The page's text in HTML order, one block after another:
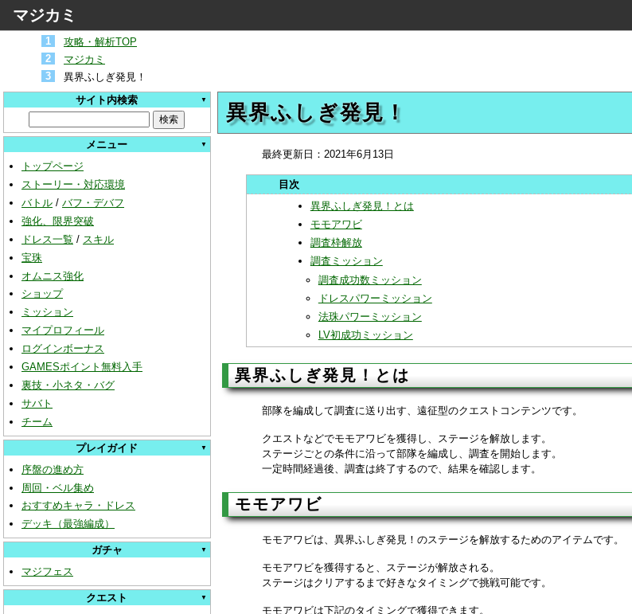
マジカミ
攻略・解析TOP
マジカミ
異界ふしぎ発見！
サイト内検索
メニュー
トップページ
ストーリー・対応環境
バトル / バフ・デバフ
強化、限界突破
ドレス一覧 / スキル
宝珠
オムニス強化
ショップ
ミッション
マイプロフィール
ログインボーナス
GAMESポイント無料入手
裏技・小ネタ・バグ
サバト
チーム
プレイガイド
序盤の進め方
周回・ベル集め
おすすめキャラ・ドレス
デッキ（最強編成）
ガチャ
マジフェス
クエスト
異界ふしぎ発見！
最終更新日： 2021年6月13日
異界ふしぎ発見！とは
モモアワビ
調査枠解放
調査ミッション
調査成功数ミッション
ドレスパワーミッション
法珠パワーミッション
LV初成功ミッション
異界ふしぎ発見！とは
部隊を編成して調査に送り出す、遠征型のクエストコンテンツです。
クエストなどでモモアワビを獲得し、ステージを解放します。
ステージごとの条件に沿って部隊を編成し、調査を開始します。
一定時間経過後、調査は終了するので、結果を確認します。
モモアワビ
モモアワビは、異界ふしぎ発見！のステージを解放するためのアイテムです。
モモアワビを獲得すると、ステージが解放される。
ステージはクリアするまで好きなタイミングで挑戦可能です。
モモアワビは下記のタイミングで獲得できます。